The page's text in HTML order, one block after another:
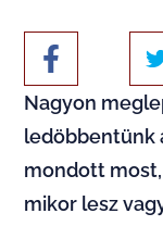
Nagyon
ledöbbentünk
mondott
mikor lesz